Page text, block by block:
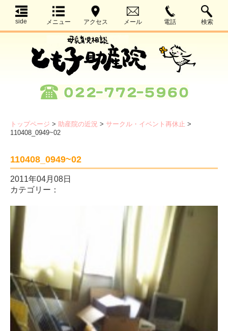
side メニュー アクセス メール 電話 検索
トップページ > 助産院の近況 > サークル・イベント再休止 >
110408_0949~02
110408_0949~02
2011年04月08日
カテゴリー：